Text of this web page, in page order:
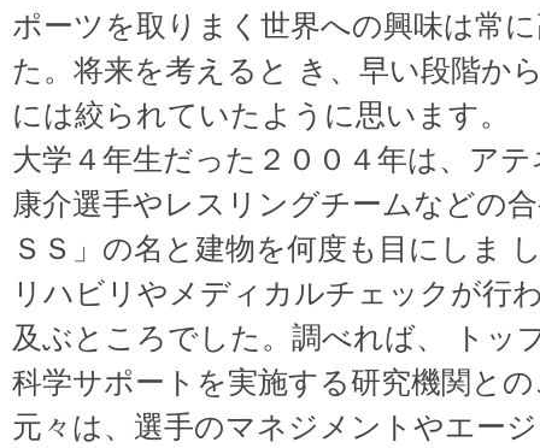
ポーツを取りまく世界への興味は常
た。将来を考えると き、早い段階か
には絞られていたように思います。
大学４年生だった２００４年は、ア
康介選手やレスリングチームなどの
ＳＳ」の名と建物を何度も目にしま
リハビリやメディカルチェックが行
及ぶところでした。調べれば、 トッ
科学サポートを実施する研究機関と
元々は、選手のマネジメントやエー